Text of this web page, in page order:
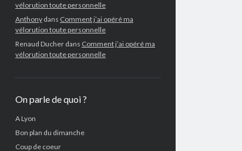
vélorution toute personnelle
Anthonydans Comment j’ai opéré ma
vélorution toute personnelle
Renaud Ducherdans Comment j’ai opéré ma
vélorution toute personnelle
On parle de quoi ?
A Lyon
Bon plan du dimanche
Coup de coeur